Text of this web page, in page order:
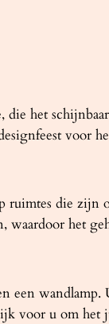
het
voor
die zijn
waardoor het
een
voor u om